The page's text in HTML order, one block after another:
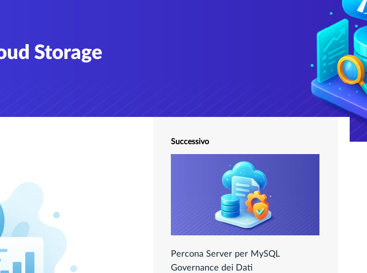
Storage
Successivo
Percona Server per MySQL
Governance dei Dati